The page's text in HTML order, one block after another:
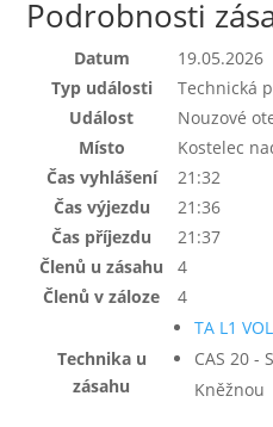
Podrobnosti
Datum
19.05.2026
Typ události
Technická
Událost
Nouzové
Místo
Kostelec
Čas vyhlášení
21:32
Čas výjezdu
21:36
Čas příjezdu
21:37
Členů u zásahu
4
Členů v záloze
4
Technika u
zásahu
TA L1
CAS 20 -
Kněžnou